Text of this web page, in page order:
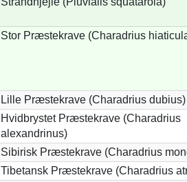
Stor Præstekrave (Charadrius
Lille Præstekrave (Charadrius dubius)
Hvidbrystet Præstekrave (Charadrius
alexandrinus)
Sibirisk Præstekrave (Charadrius
Tibetansk Præstekrave (Charadrius